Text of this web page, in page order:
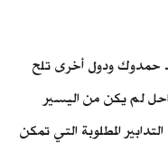
حمدوك ودول أخرى تلح
لم يكن من اليسير
المطلوبة التي تمكن